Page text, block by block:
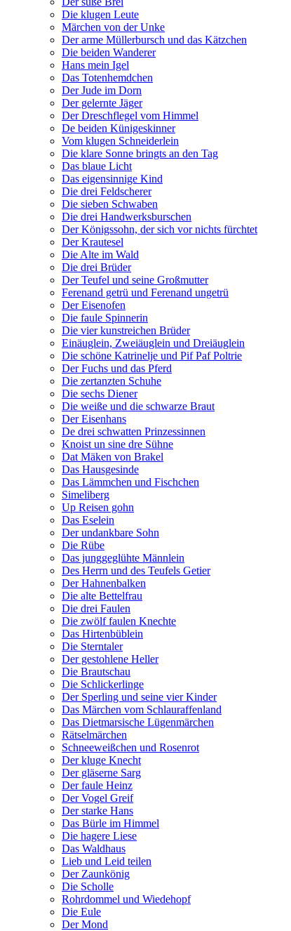
Die klugen Leute
Märchen von der Unke
Der arme Müllerbursch und das Kätzchen
Die beiden Wanderer
Hans mein Igel
Das Totenhemdchen
Der Jude im Dorn
Der gelernte Jäger
Der Dreschflegel vom Himmel
De beiden Künigeskinner
Vom klugen Schneiderlein
Die klare Sonne bringts an den Tag
Das blaue Licht
Das eigensinnige Kind
Die drei Feldscherer
Die sieben Schwaben
Die drei Handwerksburschen
Der Königssohn, der sich vor nichts fürchtet
Der Krautesel
Die Alte im Wald
Die drei Brüder
Der Teufel und seine Großmutter
Ferenand getrü und Ferenand ungetrü
Der Eisenofen
Die faule Spinnerin
Die vier kunstreichen Brüder
Einäuglein, Zweiäuglein und Dreiäuglein
Die schöne Katrinelje und Pif Paf Poltrie
Der Fuchs und das Pferd
Die zertanzten Schuhe
Die sechs Diener
Die weiße und die schwarze Braut
Der Eisenhans
De drei schwatten Prinzessinnen
Knoist un sine dre Sühne
Dat Mäken von Brakel
Das Hausgesinde
Das Lämmchen und Fischchen
Simeliberg
Up Reisen gohn
Das Eselein
Der undankbare Sohn
Die Rübe
Das junggeglühte Männlein
Des Herrn und des Teufels Getier
Der Hahnenbalken
Die alte Bettelfrau
Die drei Faulen
Die zwölf faulen Knechte
Das Hirtenbüblein
Die Sterntaler
Der gestohlene Heller
Die Brautschau
Die Schlickerlinge
Der Sperling und seine vier Kinder
Das Märchen vom Schlauraffenland
Das Dietmarsische Lügenmärchen
Rätselmärchen
Schneeweißchen und Rosenrot
Der kluge Knecht
Der gläserne Sarg
Der faule Heinz
Der Vogel Greif
Der starke Hans
Das Bürle im Himmel
Die hagere Liese
Das Waldhaus
Lieb und Leid teilen
Der Zaunkönig
Die Scholle
Rohrdommel und Wiedehopf
Die Eule
Der Mond